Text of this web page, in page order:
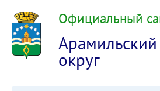
Официальный
округ